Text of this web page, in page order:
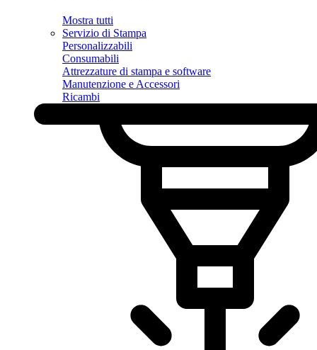
Mostra tutti
Servizio di Stampa
Personalizzabili
Consumabili
Attrezzature di stampa e software
Manutenzione e Accessori
Ricambi